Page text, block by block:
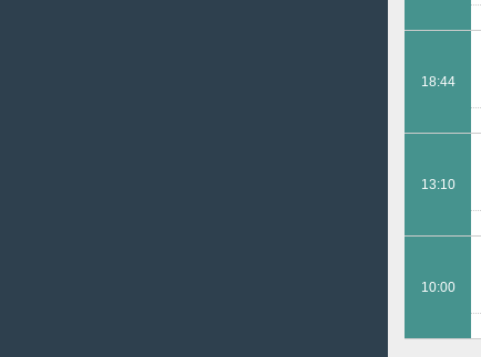
18:44
13:10
10:00